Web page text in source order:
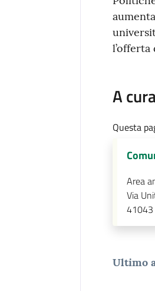
A
Questa
Area
Via
41043
Ultimo